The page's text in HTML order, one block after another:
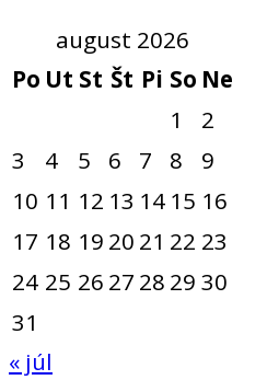
august 2026
Po Ut St Št Pi So Ne
1
2
3
4 5 6 7 8
9
10 11 12 13 14 15 16
17 18 19 20 21 22 23
24 25 26 27 28 29 30
31
« júl